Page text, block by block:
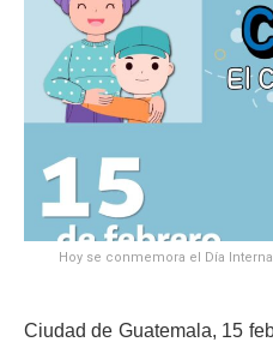
Hoy se conmemora el Día
Ciudad de Guatemala, 15